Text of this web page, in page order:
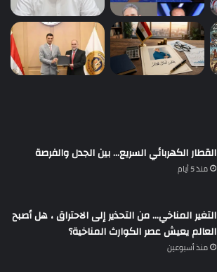
القطار الكهربائي السريع… بين الجدل والفرصة
منذ 5 أيام
التغير المناخي… من التحذير إلى الاحتراق ، هل أصبح
العالم يعيش عصر الكوارث المناخية؟
منذ أسبوعين